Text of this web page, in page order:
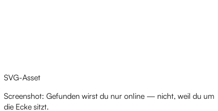
SVG-Asset
Screenshot: Gefunden wirst du nur online — nicht, weil du um
die Ecke sitzt.